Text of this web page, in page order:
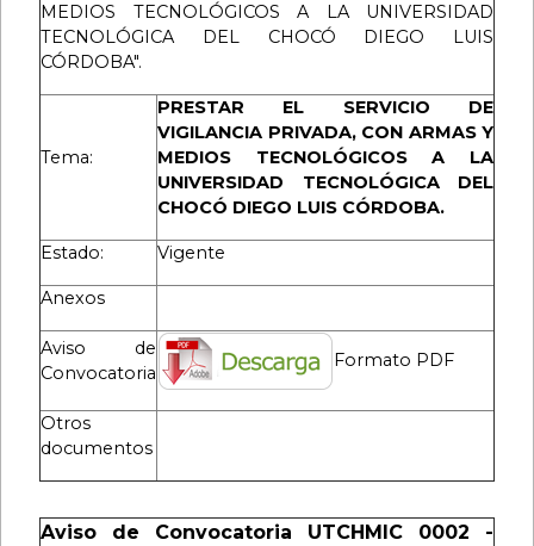
MEDIOS TECNOLÓGICOS A LA UNIVERSIDAD
TECNOLÓGICA DEL CHOCÓ DIEGO LUIS
CÓRDOBA".
Tema:
PRESTAR EL SERVICIO DE
VIGILANCIA PRIVADA, CON ARMAS Y
MEDIOS TECNOLÓGICOS A LA
UNIVERSIDAD TECNOLÓGICA DEL
CHOCÓ DIEGO LUIS CÓRDOBA.
Estado: Vigente
Anexos
Aviso de
Convocatoria
Formato PDF
Otros
documentos
Aviso de Convocatoria UTCHMIC 0002 -